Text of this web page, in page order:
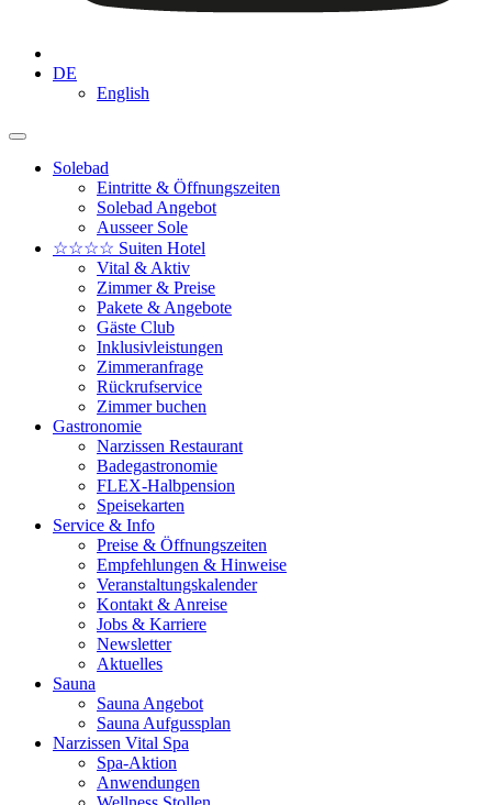
DE
English
Solebad
Eintritte & Öffnungszeiten
Solebad Angebot
Ausseer Sole
☆☆☆☆ Suiten Hotel
Vital & Aktiv
Zimmer & Preise
Pakete & Angebote
Gäste Club
Inklusivleistungen
Zimmeranfrage
Rückrufservice
Zimmer buchen
Gastronomie
Narzissen Restaurant
Badegastronomie
FLEX-Halbpension
Speisekarten
Service & Info
Preise & Öffnungszeiten
Empfehlungen & Hinweise
Veranstaltungskalender
Kontakt & Anreise
Jobs & Karriere
Newsletter
Aktuelles
Sauna
Sauna Angebot
Sauna Aufgussplan
Narzissen Vital Spa
Spa-Aktion
Anwendungen